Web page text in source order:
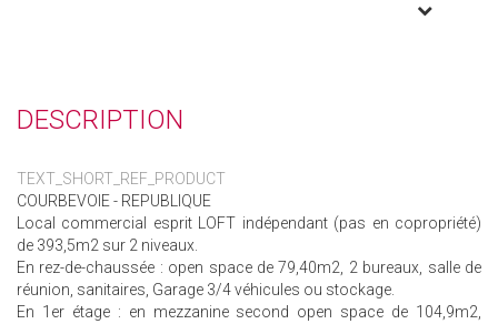
DESCRIPTION
TEXT_SHORT_REF_PRODUCT
COURBEVOIE - REPUBLIQUE
Local commercial esprit LOFT indépendant (pas en copropriété)
de 393,5m2 sur 2 niveaux.
En rez-de-chaussée : open space de 79,40m2, 2 bureaux, salle de
réunion, sanitaires, Garage 3/4 véhicules ou stockage.
En 1er étage : en mezzanine second open space de 104,9m2,